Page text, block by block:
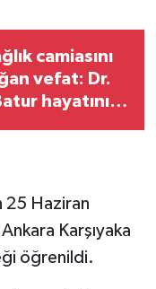
camiasını
vefat: Dr.
hayatını
25 Haziran
Karşıyaka
öğrenildi.